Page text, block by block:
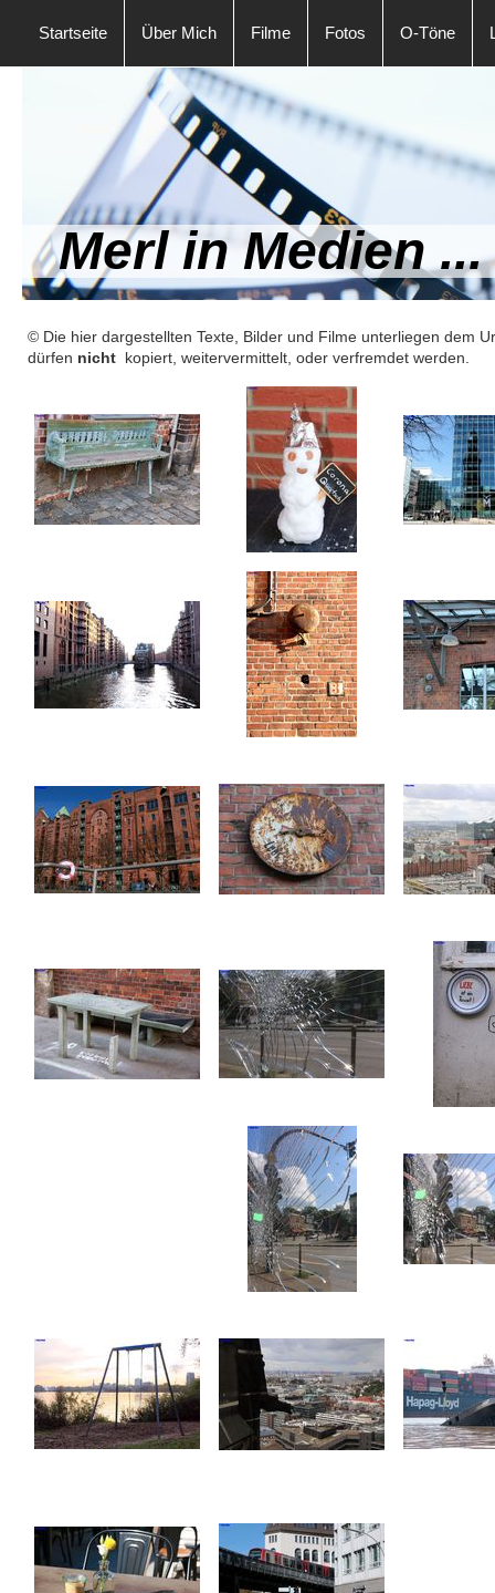
Startseite Über Mich Filme Fotos O-Töne
Merl in Medien ...
© Die hier dargestellten Texte, Bilder und Filme unterliegen dem
dürfen nicht kopiert, weitervermittelt, oder verfremdet werden.